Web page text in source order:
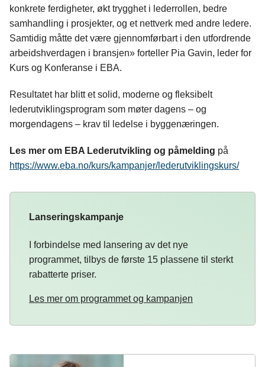
konkrete ferdigheter, økt trygghet i lederrollen, bedre
samhandling i prosjekter, og et nettverk med andre ledere.
Samtidig måtte det være gjennomførbart i den utfordrende
arbeidshverdagen i bransjen» forteller Pia Gavin, leder for
Kurs og Konferanse i EBA.
Resultatet har blitt et solid, moderne og fleksibelt
lederutviklingsprogram som møter dagens – og
morgendagens – krav til ledelse i byggenæringen.
Les mer om EBA Lederutvikling og påmelding på
https://www.eba.no/kurs/kampanjer/lederutviklingskurs/
Lanseringskampanje
I forbindelse med lansering av det nye
programmet, tilbys de første 15 plassene til sterkt
rabatterte priser.
Les mer om programmet og kampanjen